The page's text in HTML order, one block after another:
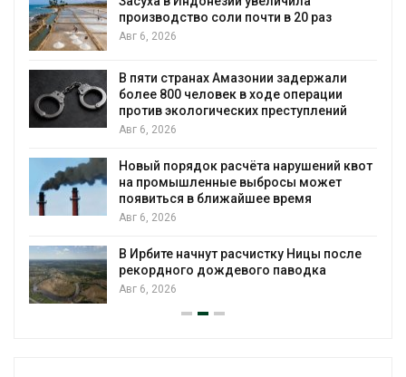
производство соли почти в 20 раз
Авг 6, 2026
В пяти странах Амазонии задержали
более 800 человек в ходе операции
против экологических преступлений
Авг 6, 2026
Новый порядок расчёта нарушений квот
на промышленные выбросы может
появиться в ближайшее время
Авг 6, 2026
В Ирбите начнут расчистку Ницы после
рекордного дождевого паводка
Авг 6, 2026